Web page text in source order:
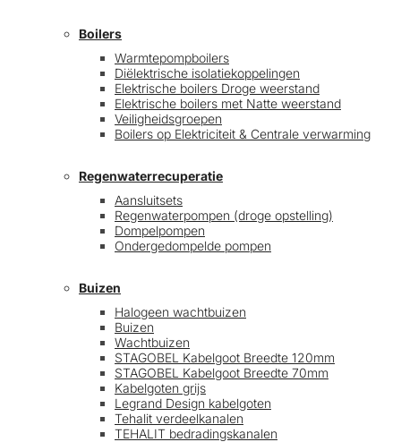
Boilers
Warmtepompboilers
Diëlektrische isolatiekoppelingen
Elektrische boilers Droge weerstand
Elektrische boilers met Natte weerstand
Veiligheidsgroepen
Boilers op Elektriciteit & Centrale verwarming
Regenwaterrecuperatie
Aansluitsets
Regenwaterpompen (droge opstelling)
Dompelpompen
Ondergedompelde pompen
Buizen
Halogeen wachtbuizen
Buizen
Wachtbuizen
STAGOBEL Kabelgoot Breedte 120mm
STAGOBEL Kabelgoot Breedte 70mm
Kabelgoten grijs
Legrand Design kabelgoten
Tehalit verdeelkanalen
TEHALIT bedradingskanalen